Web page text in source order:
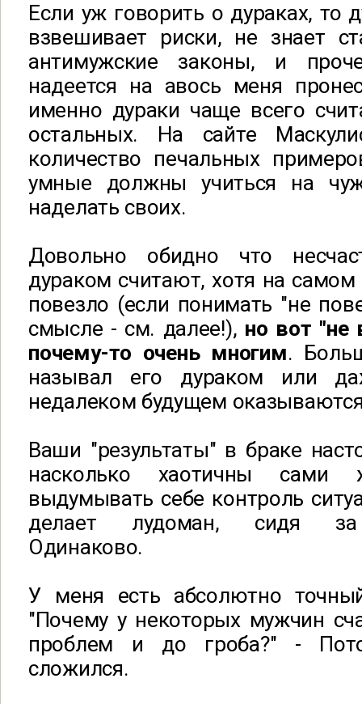
Если уж говорить о дураках, то
взвешивает риски, не знает
антимужские законы, и
надеется на авось меня
именно дураки чаще всего
остальных. На сайте
количество печальных
умные должны учиться на
наделать своих.
Довольно обидно что
дураком считают, хотя на
повезло (если понимать "не
смысле - см. далее!), но вот "не
почему-то очень многим.
называл его дураком или
недалеком будущем
Ваши "результаты" в браке
насколько хаотичны
выдумывать себе контроль
делает лудоман, сидя за
Одинаково.
У меня есть абсолютно
"Почему у некоторых мужчин
проблем и до гроба?" -
сложился.